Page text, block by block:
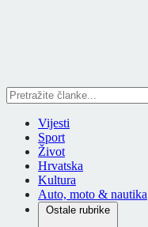
Vijesti
Sport
Život
Hrvatska
Kultura
Auto, moto & nautika
Ostale rubrike